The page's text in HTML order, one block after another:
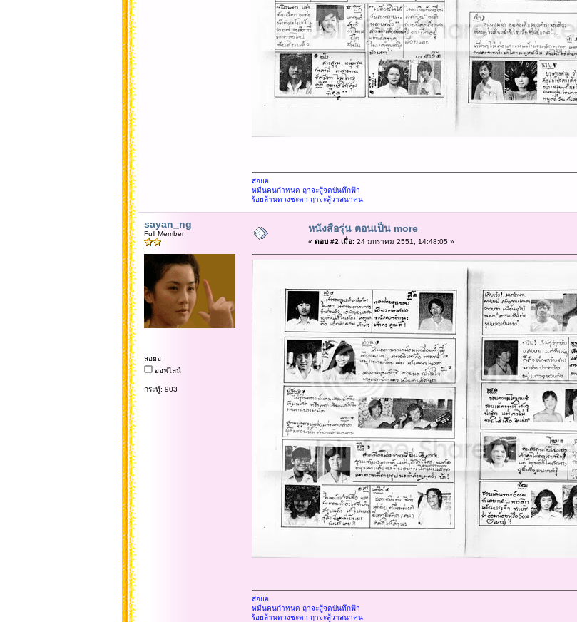
สอยอ
หมื่นคนกำหนด ฤาจะสู้จดบันทึกฟ้า
ร้อยล้านดวงชะตา ฤาจะสู้วาสนาคน
sayan_ng
Full Member
สอยอ
ออฟไลน์
กระทู้: 903
หนังสือรุ่น ตอนเป็น more
« ตอบ #2 เมื่อ:24 มกราคม 2551, 14:48:05 »
สอยอ
หมื่นคนกำหนด ฤาจะสู้จดบันทึกฟ้า
ร้อยล้านดวงชะตา ฤาจะสู้วาสนาคน